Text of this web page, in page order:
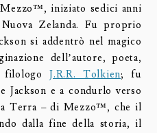
iniziato sedici anni
Zelanda. Fu proprio
si addentrò nel magico
dell’autore, poeta,
filologoJ.R.R. Tolkien; fu
e a condurlo verso
Terra – di Mezzo™, che il
dalla fine della storia, il